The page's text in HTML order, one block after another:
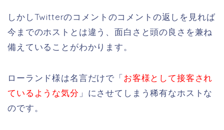
しかしTwitterのコメントのコメントの返しを見れば
今までのホストとは違う、面白さと頭の良さを兼ね
備えていることがわかります。
ローランド様は名言だけで「お客様として接客され
ているような気分 」にさせてしまう稀有なホストな
のです。